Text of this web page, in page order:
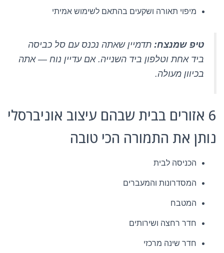
מיפוי תאורה ושקעים בהתאם לשימוש אמיתי
טיפ שמנצח: תדמיין שאתה נכנס עם סל כביסה
ביד אחת וטלפון ביד השנייה. אם עדיין נוח — אתה
בכיוון מעולה.
6 אזורים בבית שבהם עיצוב אוניברסלי
נותן את התמורה הכי טובה
הכניסה לבית
המסדרונות והמעברים
המטבח
חדר רחצה ושירותים
חדר שינה מרכזי